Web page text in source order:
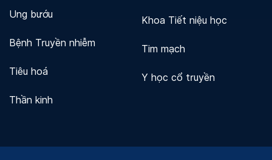
Ung bướu
Bệnh Truyền nhiễm
Tiêu hoá
Thần kinh
Khoa Tiết niệu học
Tim mạch
Y học cổ truyền